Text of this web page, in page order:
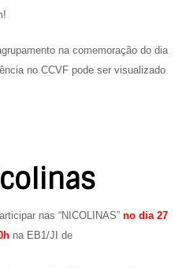
na comemoração do dia
no CCVF pode ser visualizado
nas “NICOLINAS” no dia 27
na EB1/JI de